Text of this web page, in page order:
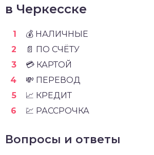
в Черкесске
💰 НАЛИЧНЫЕ
📄 ПО СЧЁТУ
💳 КАРТОЙ
💸 ПЕРЕВОД
📈 КРЕДИТ
💹 РАССРОЧКА
Вопросы и ответы